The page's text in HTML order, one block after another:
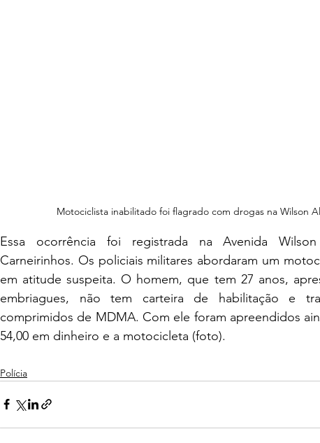
Motociclista inabilitado foi flagrado com drogas na Wilson
Essa ocorrência foi registrada na Avenida
Carneirinhos. Os policiais militares abordaram um
em atitude suspeita. O homem, que tem 27 anos,
embriagues, não tem carteira de habilitação e
comprimidos de MDMA. Com ele foram apreendidos
54,00 em dinheiro e a motocicleta (foto).
Polícia